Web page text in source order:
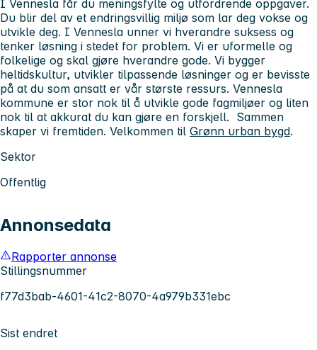
I Vennesla får du meningsfylte og utfordrende oppgaver.
Du blir del av et endringsvillig miljø som lar deg vokse og
utvikle deg. I Vennesla unner vi hverandre suksess og
tenker løsning i stedet for problem. Vi er uformelle og
folkelige og skal gjøre hverandre gode. Vi bygger
heltidskultur, utvikler tilpassende løsninger og er bevisste
på at du som ansatt er vår største ressurs. Vennesla
kommune er stor nok til å utvikle gode fagmiljøer og liten
nok til at akkurat du kan gjøre en forskjell. Sammen
skaper vi fremtiden. Velkommen til Grønn urban bygd.
Sektor
Offentlig
Annonsedata
Rapporter annonse
Stillingsnummer
f77d3bab-4601-41c2-8070-4a979b331ebc
Sist endret